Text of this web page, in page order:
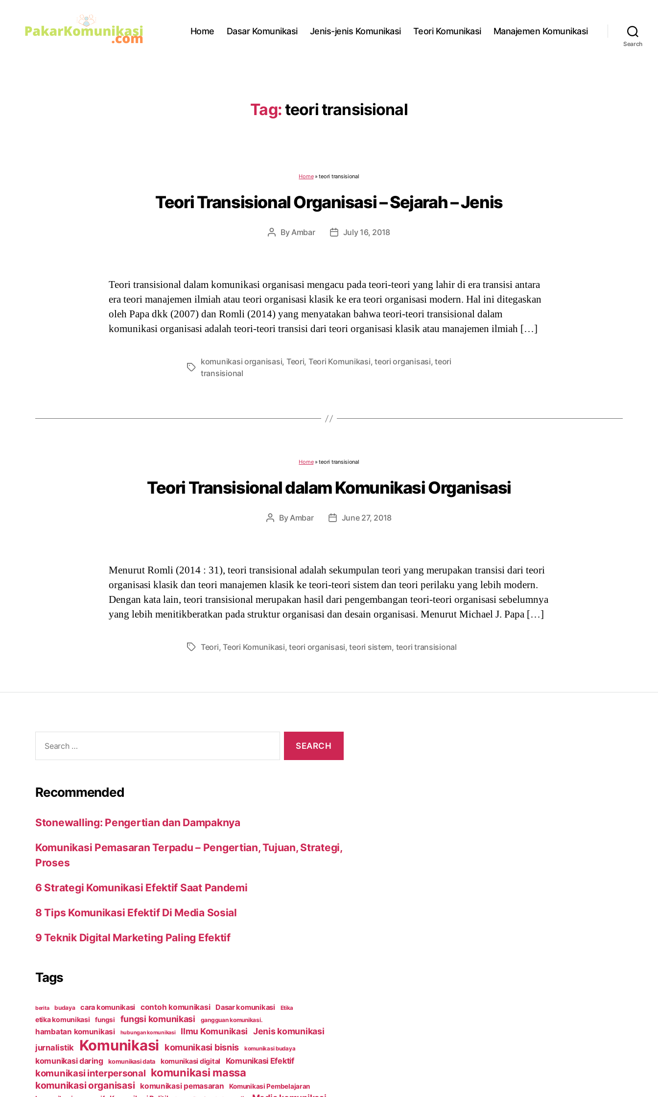
Home Dasar Komunikasi Jenis-jenis Komunikasi Teori Komunikasi Manajemen Komunikasi
Search
Tag:teori transisional
Home»teori transisional
Teori Transisional Organisasi – Sejarah – Jenis
Post
ByAmbar
PostJuly 16, 2018
Teori transisional dalam komunikasi organisasi mengacu pada teori-teori yang lahir di era transisi antara
era teori manajemen ilmiah atau teori organisasi klasik ke era teori organisasi modern. Hal ini ditegaskan
oleh Papa dkk (2007) dan Romli (2014) yang menyatakan bahwa teori-teori transisional dalam
komunikasi organisasi adalah teori-teori transisi dari teori organisasi klasik atau manajemen ilmiah […]
Tags
komunikasi organisasi, Teori, Teori Komunikasi,teori organisasi,teori
transisional
Home»teori transisional
Teori Transisional dalam Komunikasi Organisasi
Post
ByAmbar
PostJune 27, 2018
Menurut Romli (2014 : 31), teori transisional adalah sekumpulan teori yang merupakan transisi dari teori
organisasi klasik dan teori manajemen klasik ke teori-teori sistem dan teori perilaku yang lebih modern.
Dengan kata lain, teori transisional merupakan hasil dari pengembangan teori-teori organisasi sebelumnya
yang lebih menitikberatkan pada struktur organisasi dan desain organisasi. Menurut Michael J. Papa […]
TagsTeori,Teori Komunikasi,teori organisasi,teori sistem, teori transisional
for:
Recommended
Stonewalling: Pengertian dan Dampaknya
Komunikasi Pemasaran Terpadu – Pengertian, Tujuan, Strategi,
Proses
6 Strategi Komunikasi Efektif Saat Pandemi
8 Tips Komunikasi Efektif Di Media Sosial
9 Teknik Digital Marketing Paling Efektif
Tags
berita budaya cara komunikasi contoh komunikasi Dasar komunikasi Etika
etika komunikasi fungsi fungsi komunikasi gangguan komunikasi.
hambatan komunikasi hubungan komunikasi Ilmu Komunikasi Jenis komunikasi
jurnalistik Komunikasi komunikasi bisnis komunikasi budaya
komunikasi daring komunikasi data komunikasi digital Komunikasi Efektif
komunikasi interpersonal komunikasi massa
komunikasi organisasi komunikasi pemasaran
Komunikasi Pembelajaran